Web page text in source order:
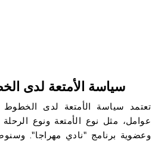
سياسة الأمتعة لدى
تعتمد سياسة الأمتعة لدى الخطوط
عوامل، مثل نوع الأمتعة ونوع
وعضوية برنامج "نادي مهراجا".